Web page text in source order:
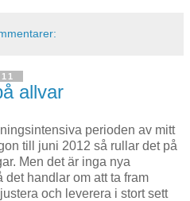
allvar
perioden av mitt
till juni 2012 så rullar det på
Men det är inga nya
handlar om att ta fram
och leverera i stort sett